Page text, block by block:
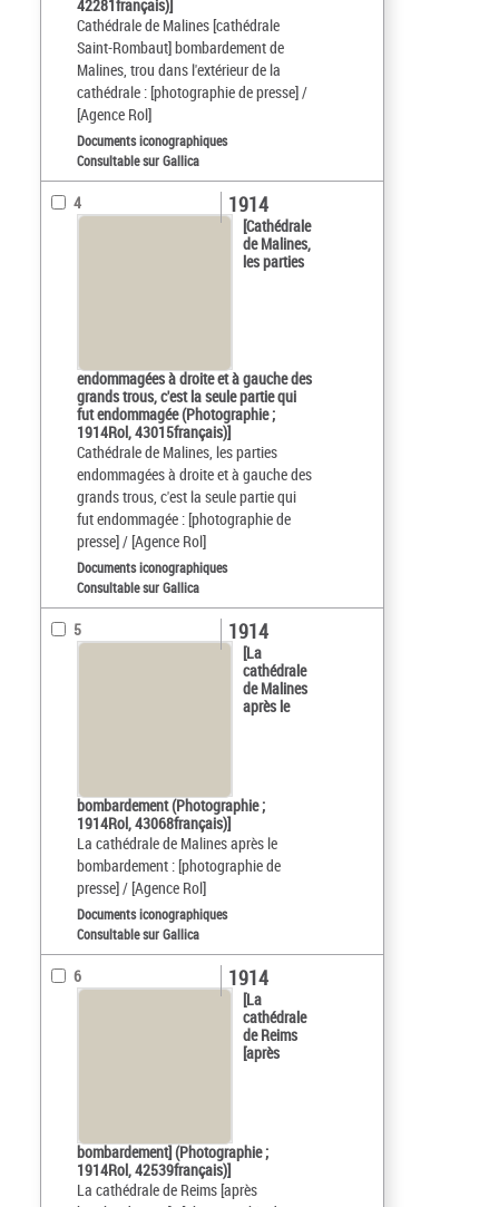
42281français)]
Cathédrale de Malines [cathédrale
Saint-Rombaut] bombardement de
Malines, trou dans l'extérieur de la
cathédrale : [photographie de presse] /
[Agence Rol]
Documents iconographiques
Consultable sur Gallica
4
[Cathédrale
de Malines,
les parties
endommagées à droite et à gauche des
grands trous, c'est la seule partie qui
fut endommagée (Photographie ;
1914Rol, 43015français)]
Cathédrale de Malines, les parties
endommagées à droite et à gauche des
grands trous, c'est la seule partie qui
fut endommagée : [photographie de
presse] / [Agence Rol]
1914
Documents iconographiques
Consultable sur Gallica
5
[La
cathédrale
de Malines
après le
bombardement (Photographie ;
1914Rol, 43068français)]
La cathédrale de Malines après le
bombardement : [photographie de
presse] / [Agence Rol]
1914
Documents iconographiques
Consultable sur Gallica
6
[La
cathédrale
de Reims
[après
bombardement] (Photographie ;
1914Rol, 42539français)]
La cathédrale de Reims [après
1914